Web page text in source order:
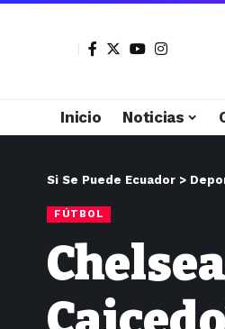
Inicio Noticias
Si Se Puede Ecuador >
FÚTBOL